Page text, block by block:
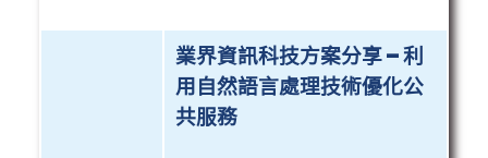
業界資訊科技方案分享–利
用自然語言處理技術優化公
共服務